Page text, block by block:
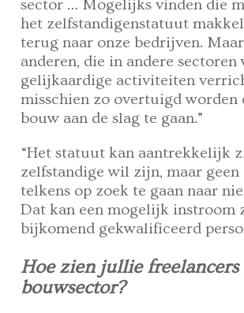
sector … Mogelijks vinden die
het zelfstandigenstatuut
terug naar onze bedrijven.
anderen, die in andere sectoren
gelijkaardige activiteiten
misschien zo overtuigd worden
bouw aan de slag te gaan.”
“Het statuut kan aantrekkelijk
zelfstandige wil zijn, maar
telkens op zoek te gaan naar
Dat kan een mogelijk instroom
bijkomend gekwalificeerd
Hoe zien jullie freelancers
bouwsector?